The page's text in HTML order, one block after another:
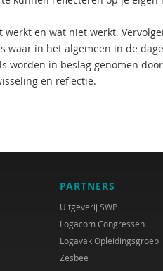
werkt en wat niet werkt.
waar in het algemeen in de
worden in beslag genomen
en reflectie.
PARTNERS
Uitgeverij SWP
Logacom Congressen
Logavak Opleidingsgroep
Zesbee